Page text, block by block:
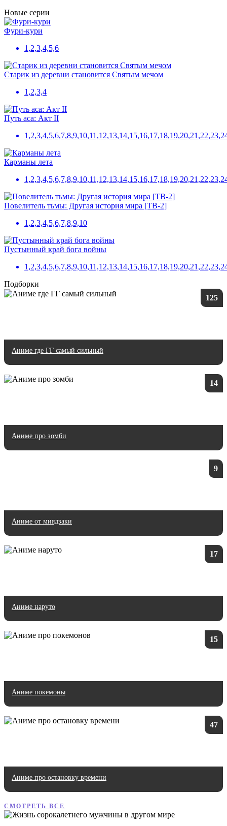
Новые серии
Фури-кури
1,2,3,4,5,6
Старик из деревни становится Святым мечом
1,2,3,4
Путь аса: Акт II
Карманы лета
Повелитель тьмы: Другая история мира [ТВ-2]
1,2,3,4,5,6,7,8,9,10
Пустынный край бога войны
Подборки
125
Аниме где ГГ самый сильный
14
Аниме про зомби
9
Аниме от миядзаки
17
Аниме наруто
15
Аниме покемоны
47
Аниме про остановку времени
СМОТРЕТЬ ВСЕ